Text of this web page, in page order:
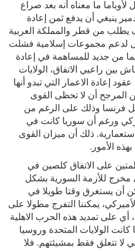
ما معناه أنه بعد صراع
ينبغي أن يدفع ثمن إعادة
يطلب من قطر والمملكة العربية
لدعم مجموعات إسلامية فشلت
من جديد للمساهمة في إعادة
بين راعيي الاتفاق، الولايات
إعادة الاعمار التي تبدو أنها
أن لا تحظى القوى
فرنسا وذلك على الرغم من
ورغم أن سوريا كانت في
ذلك أن ميزان القوى
الأمور.
على الاتفاق كلصين في
مخرج للأزمة السورية بشكل
أن يستغرق وقتا طويلا في
يمكننا التفرج مطولا على
أي على تمديد هذه الحرب الاهلية
الولايات المتحدة وروسيا
لا تتعلق فقط بمشيئتهم. فلا